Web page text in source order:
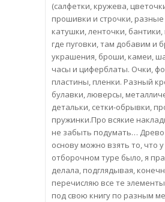
(салфетки, кружева,
прошивки и строчки,
катушки, ленточки,
где пуговки, там добавим и
украшения, броши, камеи,
часы и циферблаты. Очки,
пластины, пленки. Разный
булавки, люверсы,
детальки, сетки-обрывки,
пружинки.Про всякие
не забыть подумать…
основу можно взять то, что
отборочном туре было, я
делала, подглядывая,
перечисляю все те
под свою книгу по разным